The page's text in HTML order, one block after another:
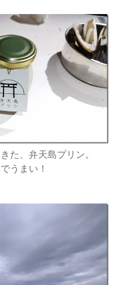
た、弁天島プリン。
うまい！